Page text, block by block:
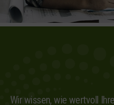
Wir wissen, wie wertvoll